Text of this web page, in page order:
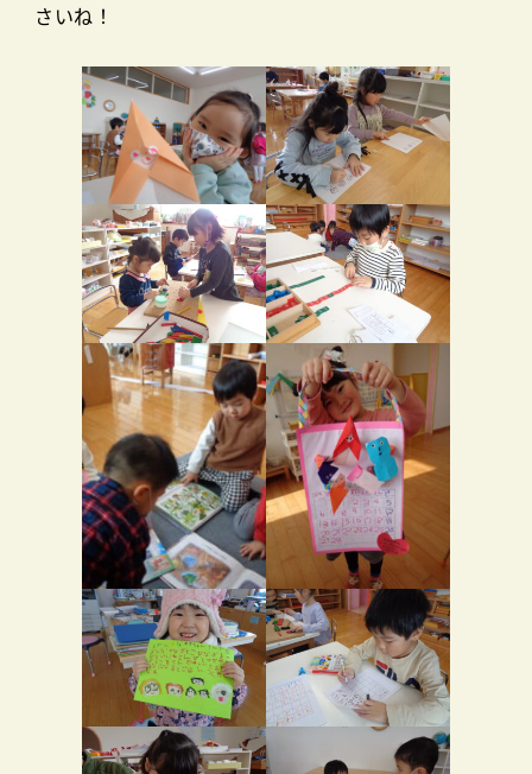
さいね！